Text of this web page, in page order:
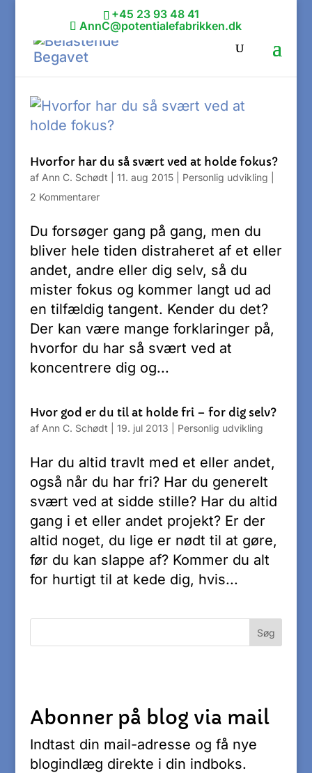
+45 23 93 48 41
AnnC@potentialefabrikken.dk
Hvorfor har du så svært ved at holde fokus?
af Ann C. Schødt 11. aug 2015| Personlig udvikling
2 Kommentarer
Du forsøger gang på gang, men du
bliver hele tiden distraheret af et eller
andet, andre eller dig selv, så du
mister fokus og kommer langt ud ad
en tilfældig tangent. Kender du det?
Der kan være mange forklaringer på,
hvorfor du har så svært ved at
koncentrere dig og...
Hvor god er du til at holde fri – for dig selv?
af Ann C. Schødt 19. jul 2013 Personlig udvikling
Har du altid travlt med et eller andet,
også når du har fri? Har du generelt
svært ved at sidde stille? Har du altid
gang i et eller andet projekt? Er der
altid noget, du lige er nødt til at gøre,
før du kan slappe af? Kommer du alt
for hurtigt til at kede dig, hvis...
Abonner på blog via mail
Indtast din mail-adresse og få nye
blogindlæg direkte i din indboks.